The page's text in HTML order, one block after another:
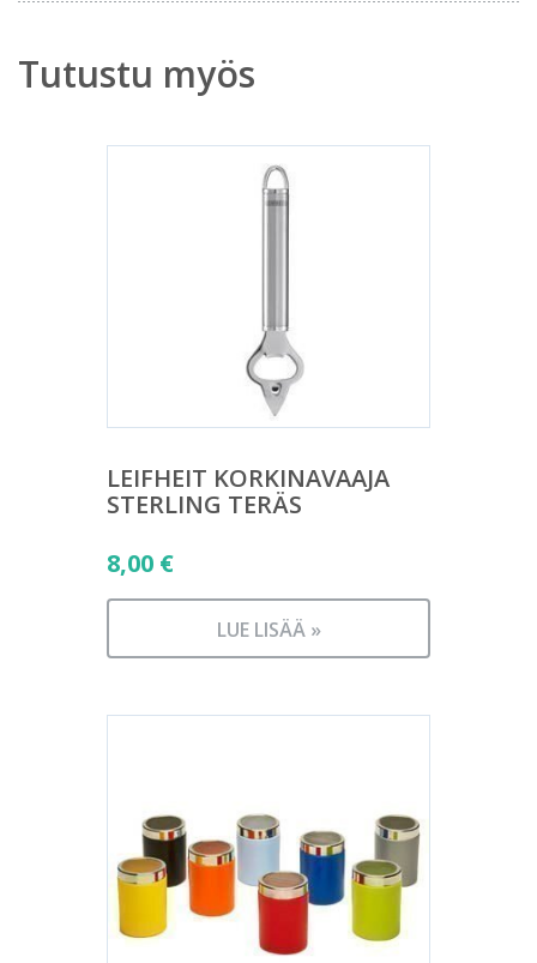
Tutustu myös
LEIFHEIT KORKINAVAAJA
STERLING TERÄS
8,00 €
LUE LISÄÄ »